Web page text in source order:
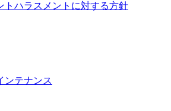
トハラスメントに対する方針
ンテナンス